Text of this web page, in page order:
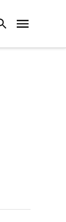
Открыть поиск